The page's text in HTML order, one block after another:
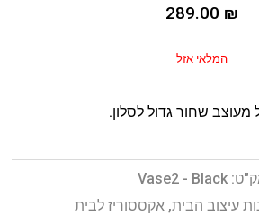
289.00 ₪
המלאי אזל
מעוצב שחור גדול לסלון.
Vase2 - Black
עיצוב הבית,אקססוריז לבית